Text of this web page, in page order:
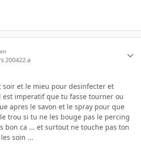
200422 a
soir et le mieu pour desinfecter et
est imperatif que tu fasse tourner ou
apres le savon et le spray pour que
trou si tu ne les bouge pas le percing
bon ca ... et surtout ne touche pas ton
soin ...